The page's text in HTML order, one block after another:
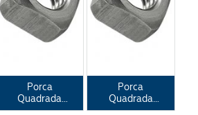
Porca
Quadrada
Leve
Porca
Quadrada
Pesada